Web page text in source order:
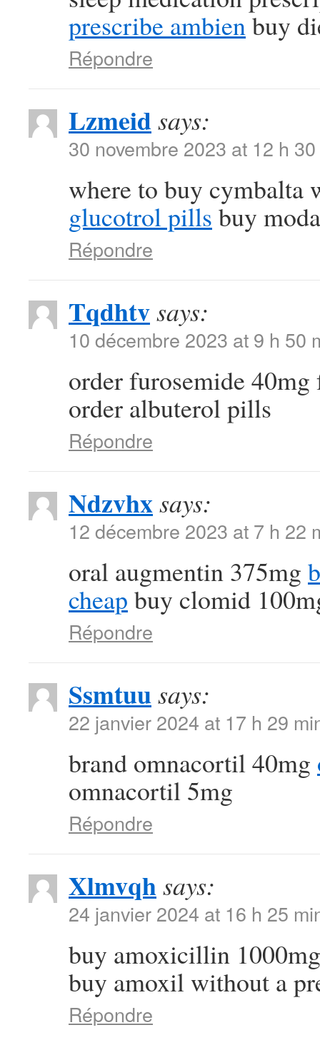
prescribe ambienbuy
Répondre
Lzmeidsays:
30 novembre 2023 at 12 h
where to buy
glucotrol pills buy
Répondre
Tqdhtvsays:
10 décembre 2023 at 9 h 50
order furosemide
order albuterol pills
Répondre
Ndzvhxsays:
12 décembre 2023 at 7 h 22
oral augmentin 375mg
cheap buy clomid
Répondre
Ssmtuusays:
22 janvier 2024 at 17 h 29
brand omnacortil 40mg
omnacortil 5mg
Répondre
Xlmvqhsays:
24 janvier 2024 at 16 h 25
buy amoxicillin
buy amoxil without a
Répondre